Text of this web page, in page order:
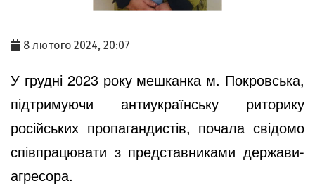
8 лютого 2024, 20:07
У грудні 2023 року мешканка м. Покровська,
підтримуючи антиукраїнську риторику
російських пропагандистів, почала свідомо
співпрацювати з представниками держави-
агресора.